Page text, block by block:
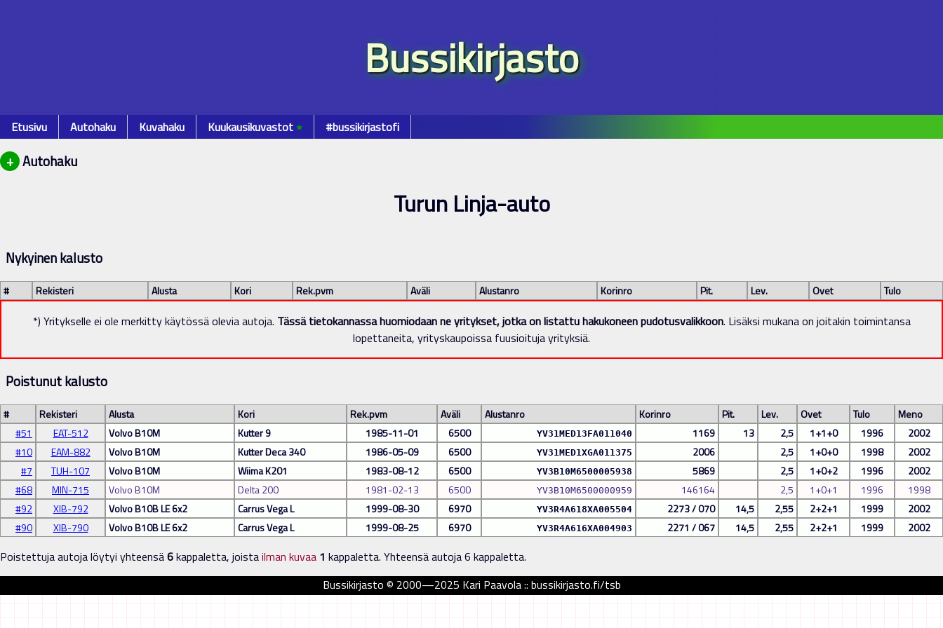
Bussikirjasto
Etusivu Autohaku Kuvahaku Kuukausikuvastot٭ #bussikirjastofi
+ Autohaku
Turun Linja-auto
Nykyinen kalusto
# Rekisteri Alusta Kori Rek.pvm Aväli Alustanro Korinro Pit. Lev. Ovet Tulo
*) Yritykselle ei ole merkitty käytössä olevia autoja. Tässä tietokannassa huomiodaan ne yritykset, jotka on listattu hakukoneen pudotusvalikkoon. Lisäksi mukana on joitakin toimintansa
lopettaneita, yrityskaupoissa fuusioituja yrityksiä.
Poistunut kalusto
# Rekisteri Alusta Kori Rek.pvm Aväli Alustanro Korinro Pit. Lev. Ovet Tulo
Meno
#51
EAT-512 Volvo B10M Kutter 9 1985-11-01 6500 YV31MED13FA011040 1169 13 2,5 1+1+0 1996
2002
#10
EAM-882 Volvo B10M Kutter Deca 340 1986-05-09 6500 YV31MED1XGA011375 2006 2,5 1+0+0 1998
2002
#7
TUH-107 Volvo B10M Wiima K201 1983-08-12 6500 YV3B10M6500005938 5869 2,5 1+0+2 1996
2002
#68
MIN-715 Volvo B10M Delta 200 1981-02-13 6500 YV3B10M6500000959 146164 2,5 1+0+1 1996
1998
#92
XIB-792 Volvo B10B LE 6x2 Carrus Vega L 1999-08-30 6970 YV3R4A618XA005504 2273 / 070 14,5 2,55 2+2+1 1999
2002
#90
XIB-790 Volvo B10B LE 6x2 Carrus Vega L 1999-08-25 6970 YV3R4A616XA004903 2271 / 067 14,5 2,55 2+2+1 1999 2002
Poistettuja autoja löytyi yhteensä6kappaletta, joistailman kuvaa 1 kappaletta. Yhteensä autoja 6 kappaletta.
Bussikirjasto © 2000—2025 Kari Paavola :: bussikirjasto.fi/tsb